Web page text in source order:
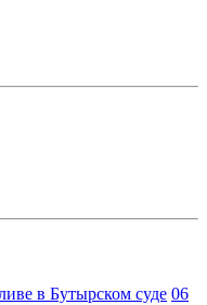
в Бутырском суде 06